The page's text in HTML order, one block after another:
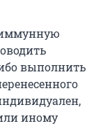
выполнить
иному